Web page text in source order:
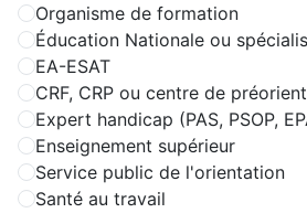
Organisme de formation
Éducation Nationale ou
EA-ESAT
CRF, CRP ou centre de
Expert handicap (PAS, PSOP,
Enseignement supérieur
Service public de l'orientation
Santé au travail